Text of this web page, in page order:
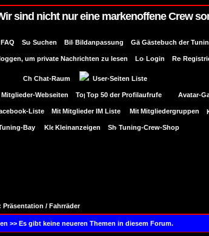
sind nicht nur eine markenoffene Crew
FAQ Suchen Bildanpassung Gästebuch der
um private Nachrichten zu lesen Login
Chat-Raum User-Seiten Liste
Mitglieder-Webseiten Top 50 der Profilaufrufe Avatar-
Liste Mitglieder IM Liste Mitgliedergruppen
Bay Kleinanzeigen Tuning-Crew-Shop
Präsentation / Fahrräder
>> Es gibt keine neueren Themen in diesem Forum.